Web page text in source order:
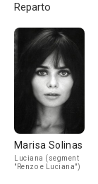
Reparto
Marisa Solinas
Luciana (segment
"Renzo e Luciana")